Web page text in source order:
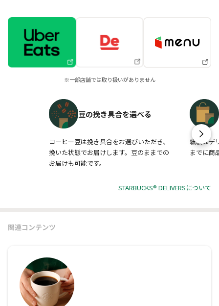
※一部店舗では取り扱いがありません
豆の挽き具合を選べる
コーヒー豆は挽き具合をお選びいただき、
挽いた状態でお届けします。豆のままでの
お届けも可能です。
紙袋はデ
までに商
STARBUCKS® DELIVERSについて
関連コンテンツ